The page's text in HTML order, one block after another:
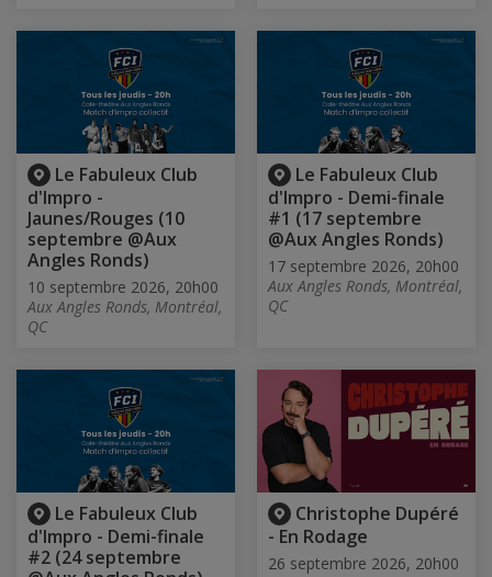
Le Fabuleux Club
d'Impro -
Jaunes/Rouges (10
septembre @Aux
Angles Ronds)
10 septembre 2026, 20h00
Aux Angles Ronds, Montréal,
QC
Le Fabuleux Club
d'Impro - Demi-finale
#1 (17 septembre
@Aux Angles Ronds)
17 septembre 2026, 20h00
Aux Angles Ronds, Montréal,
QC
Le Fabuleux Club
d'Impro - Demi-finale
#2 (24 septembre
Christophe Dupéré
- En Rodage
26 septembre 2026, 20h00